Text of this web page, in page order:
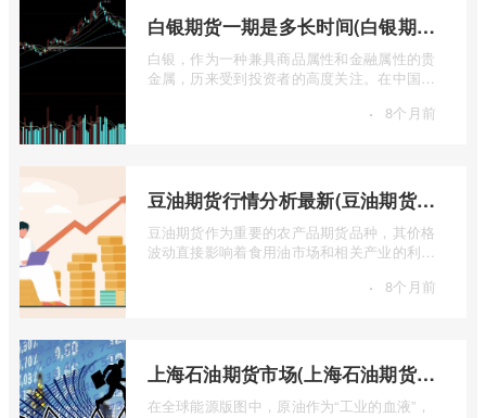
白银期货一期是多长时间(白银期货涨幅一天最高多少)
白银，作为一种兼具商品属性和金融属性的贵
金属，历来受到投资者的高度关注。在中国市
· 8个月前
豆油期货行情分析最新(豆油期货行情实时行情)
豆油期货作为重要的农产品期货品种，其价格
波动直接影响着食用油市场和相关产业的利
· 8个月前
上海石油期货市场(上海石油期货市场行情)
在全球能源版图中，原油作为“工业的血液”，